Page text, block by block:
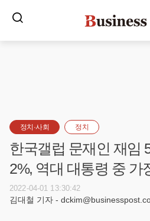
정치·사회 정치
한국갤럽 문재인 재임
2%, 역대 대통령 중 가
2022-04-01 13:30:42
김대철 기자 -